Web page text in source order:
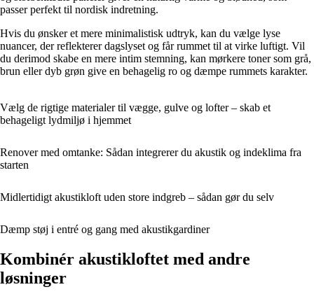
passer perfekt til nordisk indretning.
Hvis du ønsker et mere minimalistisk udtryk, kan du vælge lyse
nuancer, der reflekterer dagslyset og får rummet til at virke luftigt. Vil
du derimod skabe en mere intim stemning, kan mørkere toner som grå,
brun eller dyb grøn give en behagelig ro og dæmpe rummets karakter.
Vælg de rigtige materialer til vægge, gulve og lofter – skab et
behageligt lydmiljø i hjemmet
Renover med omtanke: Sådan integrerer du akustik og indeklima fra
starten
Midlertidigt akustikloft uden store indgreb – sådan gør du selv
Dæmp støj i entré og gang med akustikgardiner
Kombinér akustikloftet med andre
løsninger